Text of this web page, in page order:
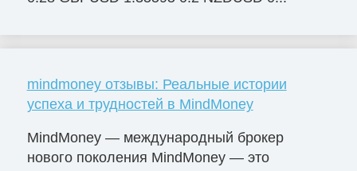
mindmoney отзывы: Реальные истории
успеха и трудностей в MindMoney
MindMoney — международный брокер
нового поколения MindMoney — это